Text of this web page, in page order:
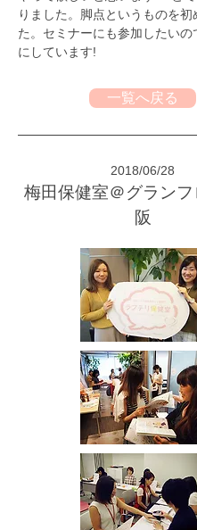
りました。脚点というものを初
た。セミナーにも参加したいの
にしています!
一覧へ戻る
2018/06/28
梅田保健室＠グラン
阪